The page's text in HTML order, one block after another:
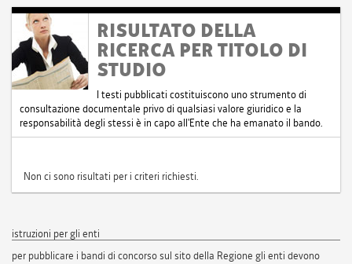
RISULTATO DELLA
RICERCA PER TITOLO DI
STUDIO
I testi pubblicati costituiscono uno strumento di
consultazione documentale privo di qualsiasi valore giuridico e la
responsabilità degli stessi è in capo all'Ente che ha emanato il bando.
Non ci sono risultati per i criteri richiesti.
istruzioni per gli enti
per pubblicare i bandi di concorso sul sito della Regione gli enti devono